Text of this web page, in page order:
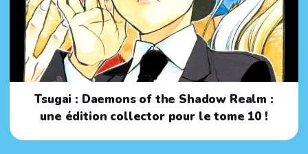
Tsugai : Daemons of the Shadow Realm :
une édition collector pour le tome 10 !